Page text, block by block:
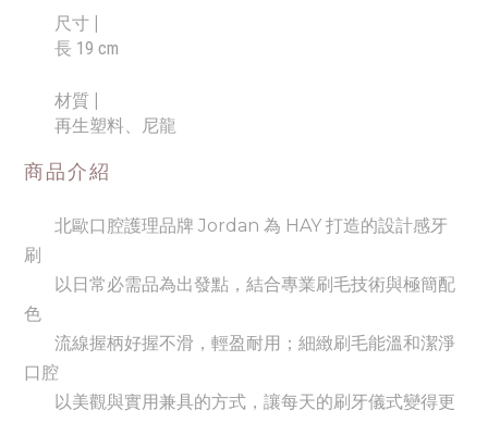
尺寸
長 19 cm
材質 |
再生塑料、尼龍
商品介紹
北歐口腔護理品牌 Jordan 為 HAY 打造的設計感牙
刷
以日常必需品為出發點，結合專業刷毛技術與極簡配
色
流線握柄好握不滑，輕盈耐用；細緻刷毛能溫和潔淨
口腔
以美觀與實用兼具的方式，讓每天的刷牙儀式變得更